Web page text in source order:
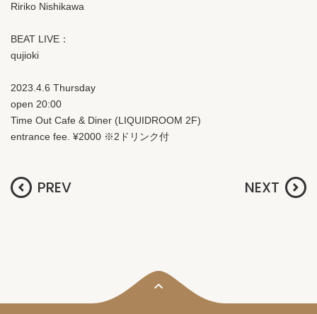
Ririko Nishikawa
BEAT LIVE：
qujioki
2023.4.6 Thursday
open 20:00
Time Out Cafe & Diner (LIQUIDROOM 2F)
entrance fee. ¥2000 ※2ドリンク付